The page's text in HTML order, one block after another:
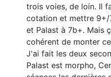
trois voies, de loin. Il
cotation et mettre 9+/
et Palast à 7b+. Mais
cohérent de monter
J'ai fait les deux
Palast est morpho,